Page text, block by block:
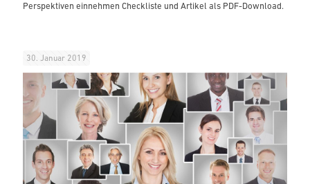
Perspektiven einnehmen Checkliste und Artikel als PDF-Download.
30. Januar 2019